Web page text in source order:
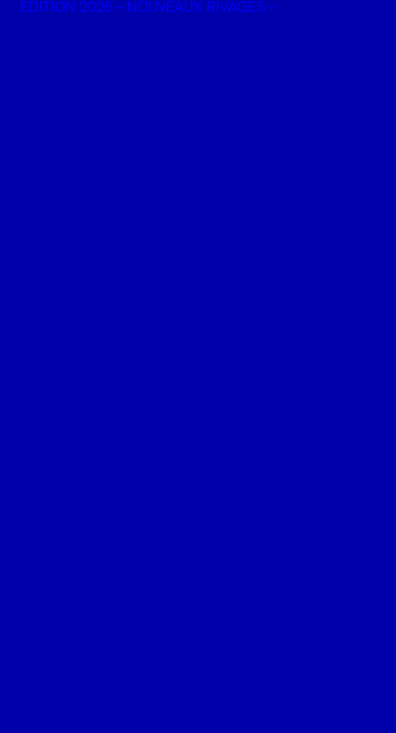
EDITION 2026 – NOUVEAUX RIVAGES